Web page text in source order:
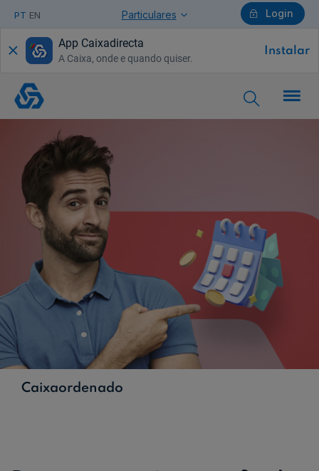
PT EN Login
Particulares
Particulares
Ajuda Particulares
Saiba mais sobre a Chave Móvel Digital
Empresas
Ajuda Empresas
Quero ser cliente:
App Caixadirecta
A Caixa, onde e quando quiser.
Instalar
Caixaordenado
Caixaordenado